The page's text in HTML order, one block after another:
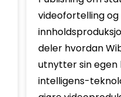
videofortelling og
deler hvordan
utnytter sin egen
intelligens-